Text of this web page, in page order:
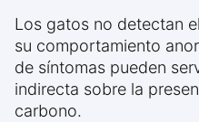
Los gatos no detectan
su comportamiento
de síntomas pueden
indirecta sobre la
carbono.